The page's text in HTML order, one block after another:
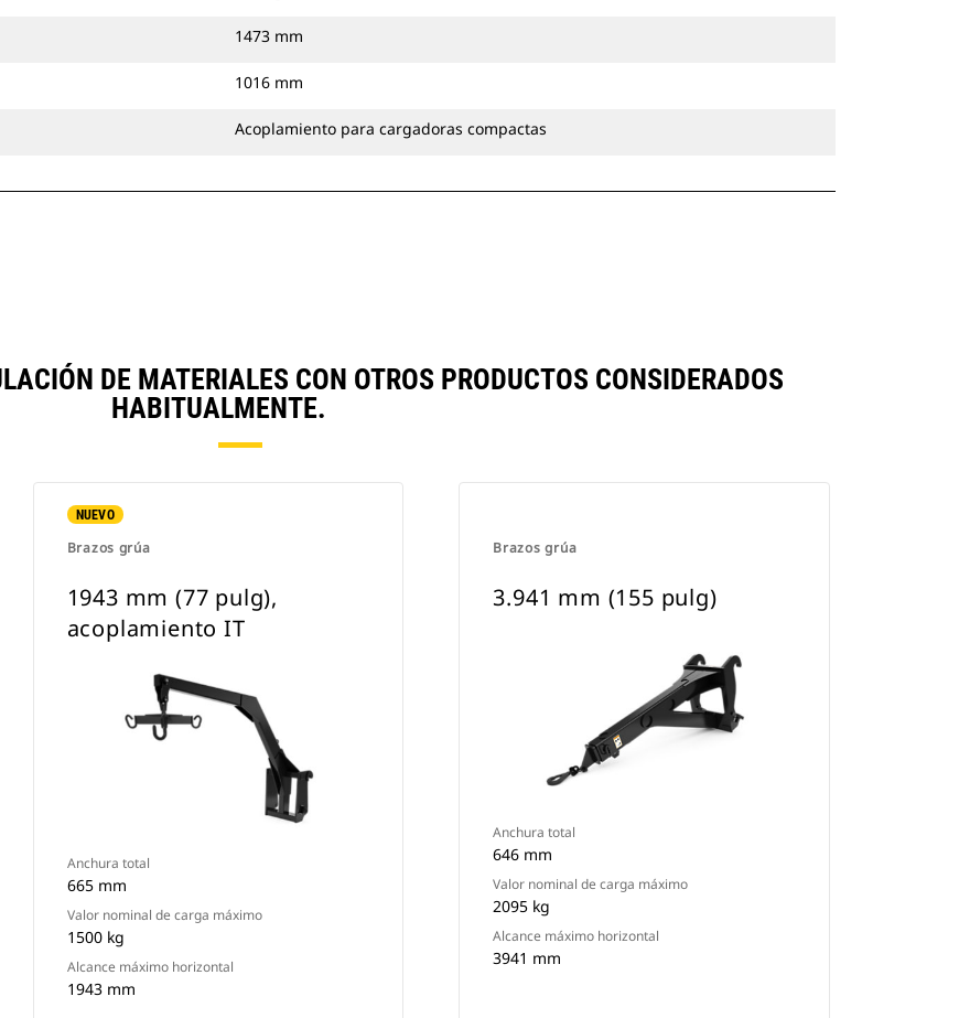
1473 mm
1016 mm
Acoplamiento para cargadoras compactas
DE MATERIALES CON OTROS PRODUCTOS CONSIDERADOS
HABITUALMENTE.
NUEVO
Brazos grúa
1943 mm (77 pulg),
acoplamiento IT
Anchura total
665 mm
Valor nominal de carga máximo
1500 kg
Alcance máximo horizontal
1943 mm
Brazos grúa
3.941 mm (155 pulg)
Anchura total
646 mm
Valor nominal de carga máximo
2095 kg
Alcance máximo horizontal
3941 mm